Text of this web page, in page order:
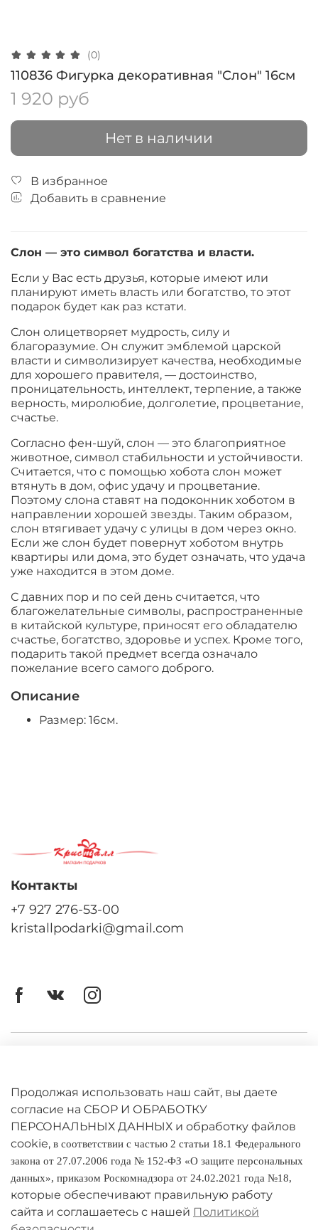
(0)
110836 Фигурка декоративная "Слон" 16см
1 920 руб
Нет в наличии
В избранное
Добавить в сравнение
Слон — это символ богатства и власти.
Если у Вас есть друзья, которые имеют или
планируют иметь власть или богатство, то этот
подарок будет как раз кстати.
Слон олицетворяет мудрость, силу и
благоразумие. Он служит эмблемой царской
власти и символизирует качества, необходимые
для хорошего правителя, — достоинство,
проницательность, интеллект, терпение, а также
верность, миролюбие, долголетие, процветание,
счастье.
Согласно фен-шуй, слон — это благоприятное
животное, символ стабильности и устойчивости.
Считается, что с помощью хобота слон может
втянуть в дом, офис удачу и процветание.
Поэтому слона ставят на подоконник хоботом в
направлении хорошей звезды. Таким образом,
слон втягивает удачу с улицы в дом через окно.
Если же слон будет повернут хоботом внутрь
квартиры или дома, это будет означать, что удача
уже находится в этом доме.
С давних пор и по сей день считается, что
благожелательные символы, распространенные
в китайской культуре, приносят его обладателю
счастье, богатство, здоровье и успех. Кроме того,
подарить такой предмет всегда означало
пожелание всего самого доброго.
Описание
Размер: 16см.
Политика конфиденциальности
Оплата и доставка
Условия обмена и возврата
Реквизиты
Контакты
+7 927 276-53-00
kristallpodarki@gmail.com
Продолжая использовать наш сайт, вы даете
согласие на СБОР И ОБРАБОТКУ
ПЕРСОНАЛЬНЫХ ДАННЫХ и обработку файлов
cookie, в соответствии с частью 2 статьи 18.1 Федерального
закона от 27.07.2006 года № 152-ФЗ «О защите персональных
данных», приказом Роскомнадзора от 24.02.2021 года №18,
которые обеспечивают правильную работу
сайта и соглашаетесь с нашей Политикой